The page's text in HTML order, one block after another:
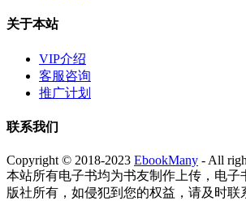
关于本站
VIP介绍
客服咨询
推广计划
联系我们
Copyright © 2018-2023 EbookMany - All
本站所有电子书均为书友制作上传，电子
版社所有，如侵犯到您的权益，请及时联